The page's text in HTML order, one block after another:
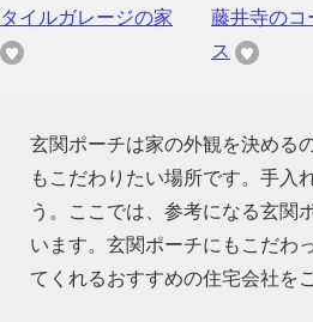
タイルガレージの家
藤井寺のコ
ス
玄関ポーチは家の外観を決める
もこだわりたい場所です。手入
う。ここでは、参考になる玄関
います。玄関ポーチにもこだわ
てくれるおすすめの住宅会社を